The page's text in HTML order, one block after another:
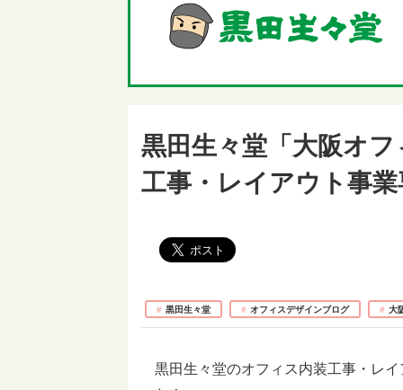
黒田生々堂「大阪オ
工事・レイアウト事
黒田生々堂 オフィスデザインブログ 大
黒田生々堂のオフィス内装工事・レ